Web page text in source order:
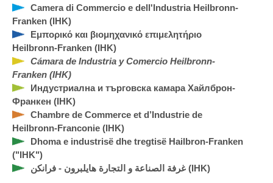
Camera di Commercio e dell'Industria Heilbronn-
Franken (IHK)
Εμπορικό και βιομηχανικό επιμελητήριο
Heilbronn-Franken (IHK)
Cámara de Industria y Comercio Heilbronn-
Franken (IHK)
Индустриална и търговска камара Хайлброн-
Франкен (IHK)
Chambre de Commerce et d’Industrie de
Heilbronn-Franconie (IHK)
Dhoma e industrisë dhe tregtisë Hailbron-Franken
("IHK")
غرفة الصناعة و التجارة هايلبرون - فرانكن (IHK)